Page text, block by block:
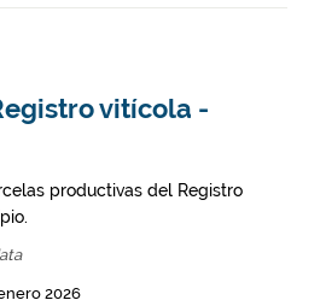
vitícola -
productivas del Registro
2026